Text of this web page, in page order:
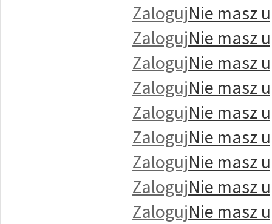
ZalogujNie masz
ZalogujNie masz
ZalogujNie masz
ZalogujNie masz
ZalogujNie masz
ZalogujNie masz
ZalogujNie masz
ZalogujNie masz
ZalogujNie masz